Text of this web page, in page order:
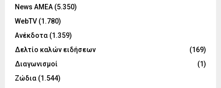
News ΑΜΕΑ (5.350)
WebTV (1.780)
Ανέκδοτα (1.359)
Δελτίο καλών ειδήσεων
(169)
Διαγωνισμοί
(1)
Ζώδια (1.544)